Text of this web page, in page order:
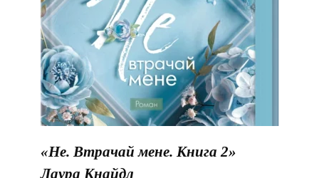
«Не. Втрачай мене. Книга 2»
Лаура Кнайдл